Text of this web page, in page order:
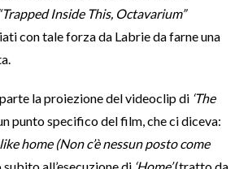
Inside This, Octavarium”
con tale forza da Labrie da farne una
la proiezione del videoclip di ‘The
punto specifico del film, che ci diceva:
home (Non c’è nessun posto come